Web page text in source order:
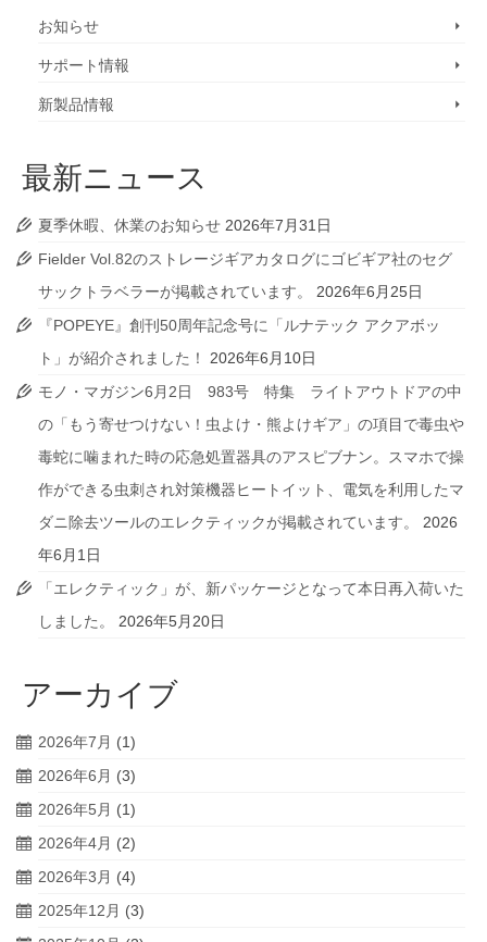
お知らせ
サポート情報
新製品情報
最新ニュース
夏季休暇、休業のお知らせ 2026年7月31日
Fielder Vol.82のストレージギアカタログにゴビギア社のセグ
サックトラベラーが掲載されています。
2026年6月25日
『POPEYE』創刊50周年記念号に「ルナテック アクアボッ
ト」が紹介されました！
2026年6月10日
モノ・マガジン6月2日 983号 特集 ライトアウトドアの中
の「もう寄せつけない！虫よけ・熊よけギア」の項目で毒虫や
毒蛇に噛まれた時の応急処置器具のアスピブナン。スマホで操
作ができる虫刺され対策機器ヒートイット、電気を利用したマ
ダニ除去ツールのエレクティックが掲載されています。
2026
年6月1日
「エレクティック」が、新パッケージとなって本日再入荷いた
しました。
2026年5月20日
アーカイブ
2026年7月 (1)
2026年6月 (3)
2026年5月 (1)
2026年4月 (2)
2026年3月 (4)
2025年12月 (3)